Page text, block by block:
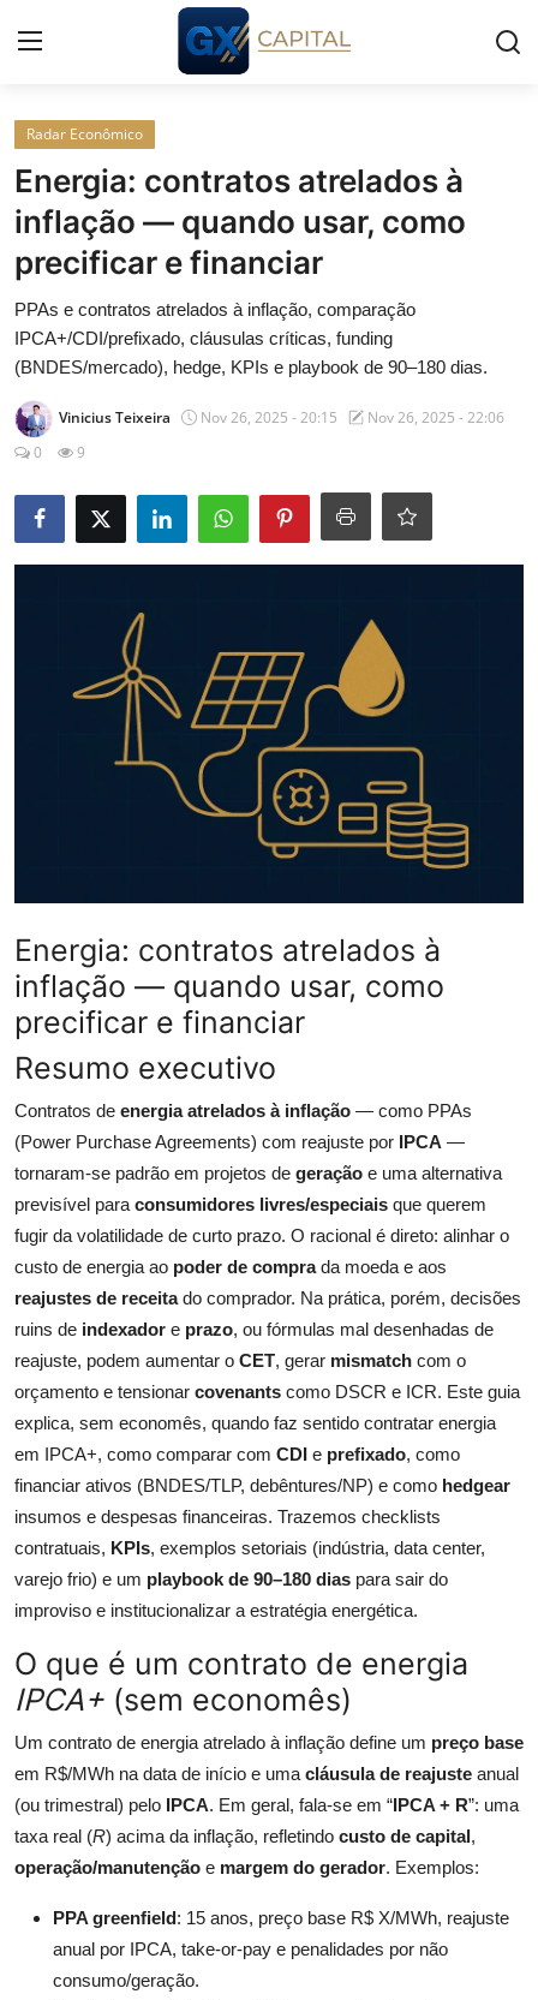
Entrar
Início
Cursos
Simuladores
Wealth
Histórias
Contato
Crédito Empresarial
Newsletter
Radar Econômico
Investimentos
Seguro de Vida
Motores do Brasil
Radar Econômico
Energia: contratos atrelados à
inflação — quando usar, como
precificar e financiar
PPAs e contratos atrelados à inflação, comparação
IPCA+/CDI/prefixado, cláusulas críticas, funding
(BNDES/mercado), hedge, KPIs e playbook de 90–180 dias.
Vinicius Teixeira Nov 26, 2025 - 20:15
Nov 26, 2025 - 22:06
0
9
Energia: contratos atrelados à
inflação — quando usar, como
precificar e financiar
Resumo executivo
Contratos de energia atrelados à inflação — como PPAs
(Power Purchase Agreements) com reajuste por IPCA —
tornaram-se padrão em projetos de geração e uma alternativa
previsível para consumidores livres/especiais que querem
fugir da volatilidade de curto prazo. O racional é direto: alinhar o
custo de energia ao poder de comprada moeda e aos
reajustes de receitado comprador. Na prática, porém, decisões
ruins de indexador e prazo, ou fórmulas mal desenhadas de
reajuste, podem aumentar o CET, gerar mismatch com o
orçamento e tensionar covenants como DSCR e ICR. Este guia
explica, sem economês, quando faz sentido contratar energia
em IPCA+, como comparar com CDI e prefixado, como
financiar ativos (BNDES/TLP, debêntures/NP) e como hedgear
insumos e despesas financeiras. Trazemos checklists
contratuais, KPIs, exemplos setoriais (indústria, data center,
varejo frio) e um playbook de 90–180 dias para sair do
improviso e institucionalizar a estratégia energética.
O que é um contrato de energia
IPCA+ (sem economês)
Um contrato de energia atrelado à inflação define um preço base
em R$/MWh na data de início e uma cláusula de reajuste anual
(ou trimestral) pelo IPCA. Em geral, fala-se em “IPCA + R”: uma
taxa real (R) acima da inflação, refletindo custo de capital,
operação/manutenção e margem do gerador. Exemplos:
PPA greenfield: 15 anos, preço base R$ X/MWh, reajuste
anual por IPCA, take-or-pay e penalidades por não
consumo/geração.